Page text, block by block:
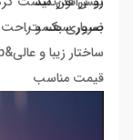
ضروری هست.
بسیار سبک و راحت
ساختار زیبا و عالی&nbsp;
قیمت مناسب
کیفیت صدای